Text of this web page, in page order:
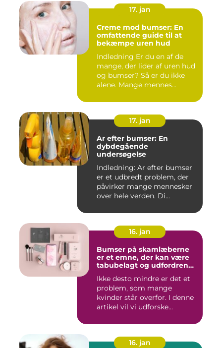
17. jan
Creme mod bumser: En
omfattende guide til at
bekæmpe uren hud
Indledning Er du en af de
mange, der lider af uren hud
og bumser? Så er du ikke
alene. Mange mennes...
17. jan
Ar efter bumser: En
dybdegående
undersøgelse
Indledning: Ar efter bumser
er et udbredt problem, der
påvirker mange mennesker
over hele verden. Di...
16. jan
Bumser på skamlæberne
er et emne, der kan være
tabubelagt og udfordrende
Ikke desto mindre er det et
problem, som mange
kvinder står overfor. I denne
artikel vil vi udforske...
16. jan